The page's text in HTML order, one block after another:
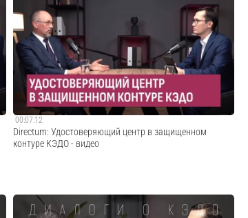
Что стоит учесть, чтобы подключить к кадровому ЭДО
100% сотрудников или близкое к этому показателю
количество? Можно ли оставлять сотрудников один на
один с системой? Какие мероприятия стоит
запланировать и кто должен отвечать за их реализа...
Cмотреть видео
00:07:12
Directum: Удостоверяющий центр в защищенном
контуре КЭДО - видео